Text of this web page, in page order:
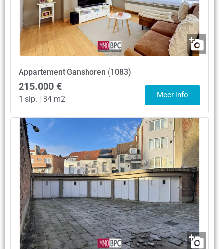
Appartement Ganshoren (1083)
215.000 €
1 slp. 84 m2 Meer info